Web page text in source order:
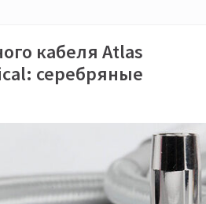
кабеля Atlas
серебряные